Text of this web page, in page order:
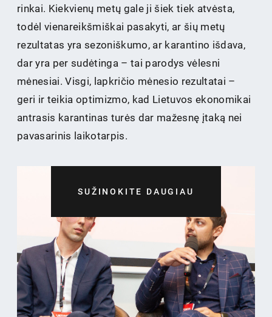
rinkai. Kiekvienų metų gale ji šiek tiek atvėsta,
todėl vienareikšmiškai pasakyti, ar šių metų
rezultatas yra sezoniškumo, ar karantino išdava,
dar yra per sudėtinga – tai parodys vėlesni
mėnesiai. Visgi, lapkričio mėnesio rezultatai –
geri ir teikia optimizmo, kad Lietuvos ekonomikai
antrasis karantinas turės dar mažesnę įtaką nei
pavasarinis laikotarpis.
SUŽINOKITE DAUGIAU